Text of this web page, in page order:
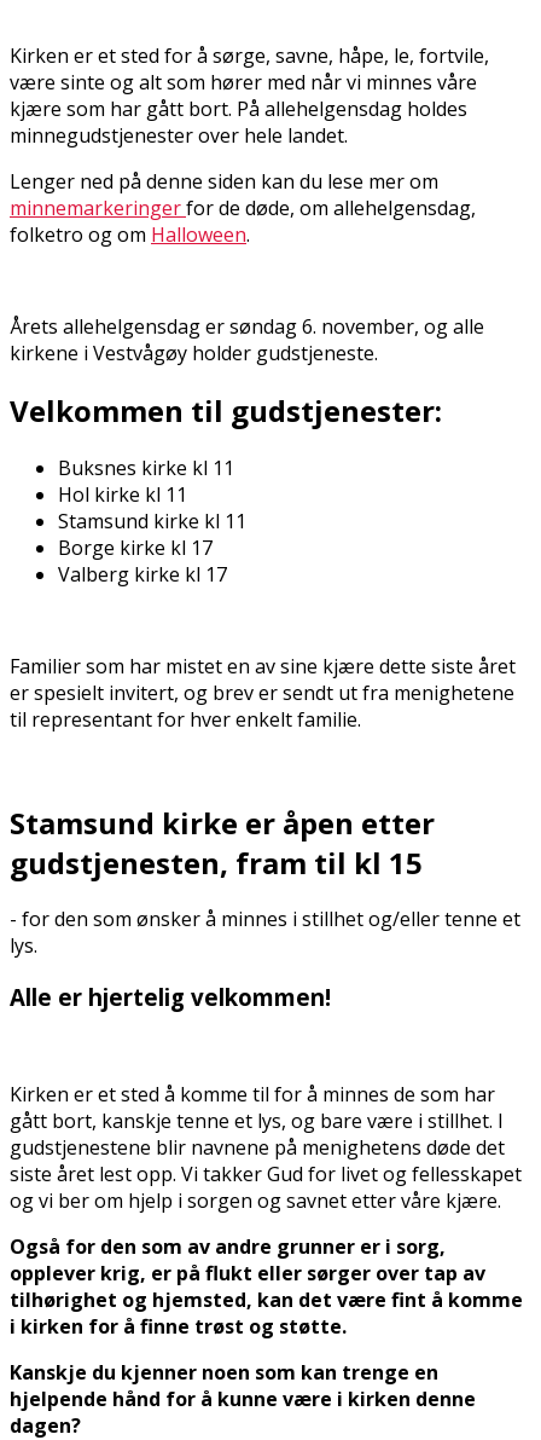
Kirken er et sted for å sørge, savne, håpe, le, fortvile,
være sinte og alt som hører med når vi minnes våre
kjære som har gått bort. På allehelgensdag holdes
minnegudstjenester over hele landet.
Lenger ned på denne siden kan du lese mer om
minnemarkeringerfor de døde, om allehelgensdag,
folketro og om Halloween.
Årets allehelgensdag er søndag 6. november, og alle
kirkene i Vestvågøy holder gudstjeneste.
Velkommen til gudstjenester:
Buksnes kirke kl 11
Hol kirke kl 11
Stamsund kirke kl 11
Borge kirke kl 17
Valberg kirke kl 17
Familier som har mistet en av sine kjære dette siste året
er spesielt invitert, og brev er sendt ut fra menighetene
til representant for hver enkelt familie.
Stamsund kirke er åpen etter
gudstjenesten, fram til kl 15
- for den som ønsker å minnes i stillhet og/eller tenne et
lys.
Alle er hjertelig velkommen!
Kirken er et sted å komme til for å minnes de som har
gått bort, kanskje tenne et lys, og bare være i stillhet. I
gudstjenestene blir navnene på menighetens døde det
siste året lest opp. Vi takker Gud for livet og fellesskapet
og vi ber om hjelp i sorgen og savnet etter våre kjære.
Også for den som av andre grunner er i sorg,
opplever krig, er på flukt eller sørger over tap av
tilhørighet og hjemsted, kan det være fint å komme
i kirken for å finne trøst og støtte.
Kanskje du kjenner noen som kan trenge en
hjelpende hånd for å kunne være i kirken denne
dagen?